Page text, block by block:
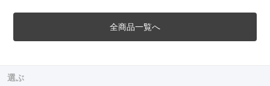
全商品一覧へ
選ぶ